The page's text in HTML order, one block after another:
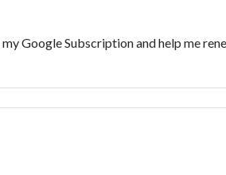
Google Subscription and help me